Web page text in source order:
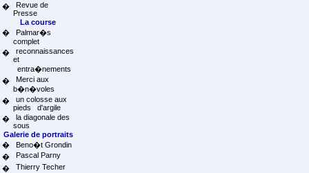
�
Revue de
Presse
La course
�
Palmar�s
complet
�
reconnaissances
et
entra�nements
�
Merci aux
b�n�voles
�
un colosse aux
pieds d'argile
�
la diagonale des
sous
Galerie de portraits
�
Beno�t Grondin
�
Pascal Parny
�
Thierry Techer